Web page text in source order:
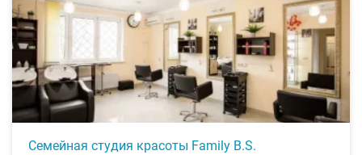
Семейная студия красоты Family B.S.